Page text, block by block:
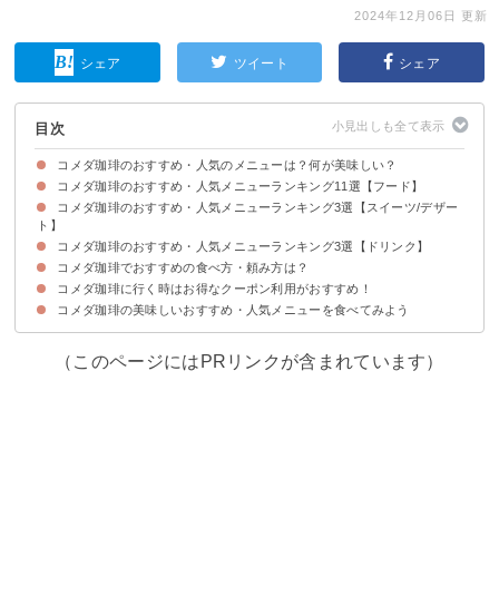
2024年12月06日 更新
シェア ツイート シェア
目次
コメダ珈琲のおすすめ・人気のメニューは？何が美味しい？
初めてコメダ珈琲に行くときのポイント・注意点
コメダ珈琲のおすすめ・人気メニューランキング11選【フード】
11位：ビーフシチュー（税込1080~1250円）
第10位：「喫茶店の王道」ナポリタン（税込970~1060円）
第9位：コメダグラタン（税込910~980円）
第8位：ジャーマン（税込850~1000円）
第7位：自慢のドミグラスバーガー（税込650~720円）
第6位：たっぷり卵のピザトースト（税込750~830円）
第5位：コメチキ（税込580~670円）
第4位：ホットドッグ（税込470~540円）
第3位：エビカツパン（税込910~1000円）
第2位：ミックスサンド（税込670~770円）
第1位：みそカツパン（税込910~1000円）
コメダ珈琲のおすすめ・人気メニューランキング3選【スイーツ/デザー
ト】
第3位：珈琲ジェリー（税込590~750円）
第2位：クロネージュ（税込570~640円）
第1位：シロノワール（税込670~740円）
コメダ珈琲のおすすめ・人気メニューランキング3選【ドリンク】
第3位：コメダブレンド（税込460~700円）
第2位：ミックスジュース（税込560~800円）
第1位：アイスココア（税込560~800円）
コメダ珈琲でおすすめの食べ方・頼み方は？
①ランチ・モーニングのセットがお得
②「持ち帰り・テイクアウト」も便利！
コメダ珈琲に行く時はお得なクーポン利用がおすすめ！
コメダ珈琲の美味しいおすすめ・人気メニューを食べてみよう
（このページにはPRリンクが含まれています）